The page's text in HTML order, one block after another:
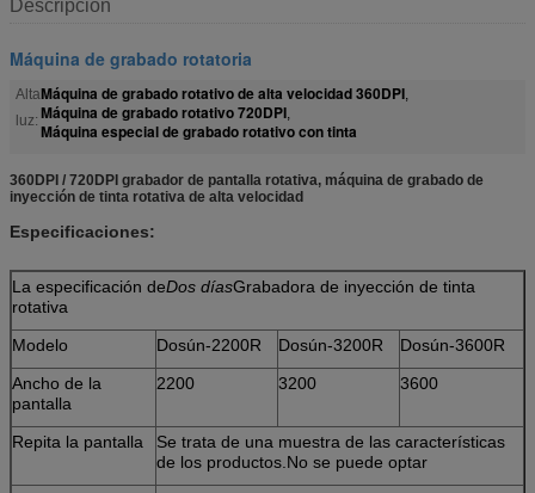
Descripción
Máquina de grabado rotatoria
Alta
luz:
Máquina de grabado rotativo de alta velocidad 360DPI,
Máquina de grabado rotativo 720DPI,
Máquina especial de grabado rotativo con tinta
360DPI / 720DPI grabador de pantalla rotativa, máquina de grabado de
inyección de tinta rotativa de alta velocidad
Especificaciones:
La especificación deDos díasGrabadora de inyección de tinta
rotativa
Modelo
Dosún-2200R Dosún-3200R
Dosún-3600R
Ancho de la
pantalla
2200 3200 3600
Repita la pantalla
Se trata de una muestra de las características
de los productos. No se puede optar